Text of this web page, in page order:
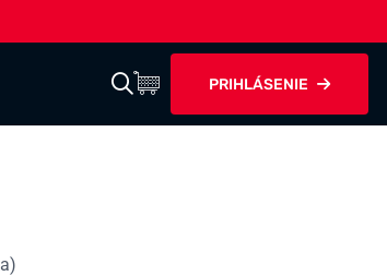
PRIHLÁSENIE